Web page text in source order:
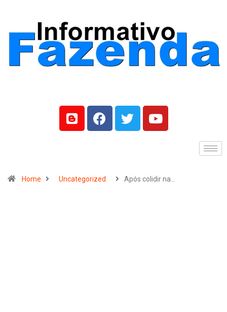
Home Uncategorized Após colidir na…